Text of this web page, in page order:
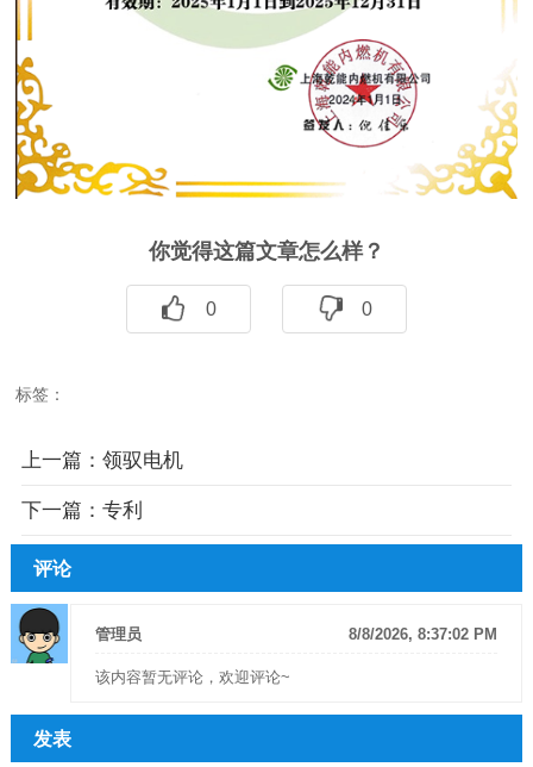
你觉得这篇文章怎么样？
0 0
标签：
上一篇： 领驭电机
下一篇： 专利
评论
8/8/2026, 8:37:02 PM
管理员
该内容暂无评论，欢迎评论~
发表